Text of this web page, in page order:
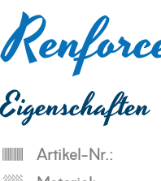
Eigenschaften
Artikel-Nr.: